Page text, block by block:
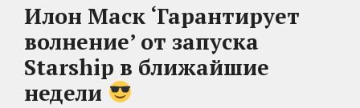
Илон Маск ‘Гарантирует
волнение’ от запуска
Starship в ближайшие
недели